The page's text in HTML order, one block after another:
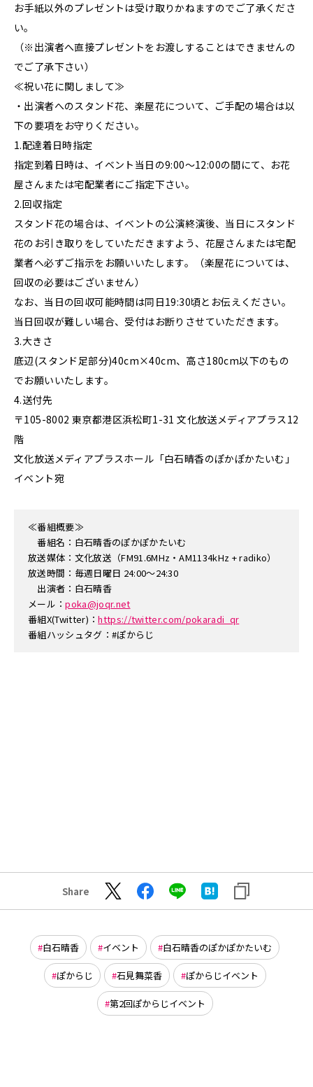
お手紙以外のプレゼントは受け取りかねますのでご了承くださ
い。
（※出演者へ直接プレゼントをお渡しすることはできませんの
でご了承下さい）
≪祝い花に関しまして≫
・出演者へのスタンド花、楽屋花について、ご手配の場合は以
下の要項をお守りください。
1.配達着日時指定
指定到着日時は、イベント当日の9:00～12:00の間にて、お花
屋さんまたは宅配業者にご指定下さい。
2.回収指定
スタンド花の場合は、イベントの公演終演後、当日にスタンド
花のお引き取りをしていただきますよう、花屋さんまたは宅配
業者へ必ずご指示をお願いいたします。（楽屋花については、
回収の必要はございません）
なお、当日の回収可能時間は同日19:30頃とお伝えください。
当日回収が難しい場合、受付はお断りさせていただきます。
3.大きさ
底辺(スタンド足部分)40cm×40cm、高さ180cm以下のもの
でお願いいたします。
4.送付先
〒105-8002 東京都港区浜松町1-31 文化放送メディアプラス12
階
文化放送メディアプラスホール「白石晴香のぽかぽかたいむ」
イベント宛
≪番組概要≫
番組名：白石晴香のぽかぽかたいむ
放送媒体：文化放送（FM91.6MHz・AM1134kHz + radiko）
放送時間：毎週日曜日 24:00～24:30
出演者：白石晴香
メール：poka@joqr.net
番組X(Twitter)：https://twitter.com/pokaradi_qr
番組ハッシュタグ：#ぽからじ
Share
白石晴香 イベント 白石晴香のぽかぽかたいむ
ぽからじ 石見舞菜香 ぽからじイベント
第2回ぽからじイベント